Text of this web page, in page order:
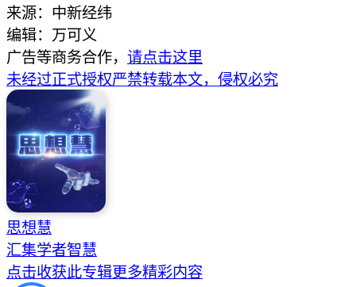
来源：中新经纬
编辑：万可义
广告等商务合作， 请点击这里
未经过正式授权严禁转载本文，侵权必究
思想慧
汇集学者智慧
点击收获此专辑更多精彩内容